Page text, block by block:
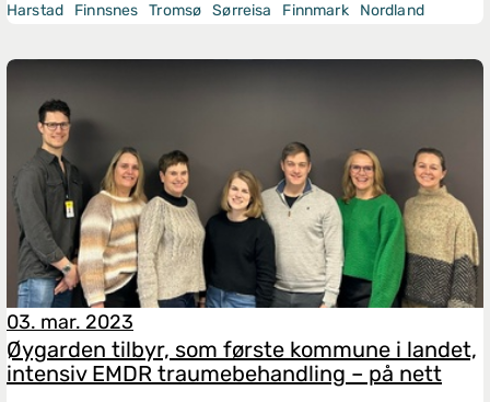
Harstad
Finnsnes Tromsø Sørreisa Finnmark Nordland
03. mar. 2023
Øygarden tilbyr, som første kommune i landet,
intensiv EMDR traumebehandling – på nett